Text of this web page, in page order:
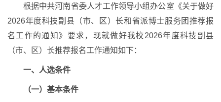
根据中共河南省委人才工作领导小组办公室《关于做好
2026年度科技副县（市、区）长和省派博士服务团推荐报
名工作的通知》要求，现就做好我校2026年度科技副县
（市、区）长推荐报名工作通知如下：
一、人选条件
（一）基本条件